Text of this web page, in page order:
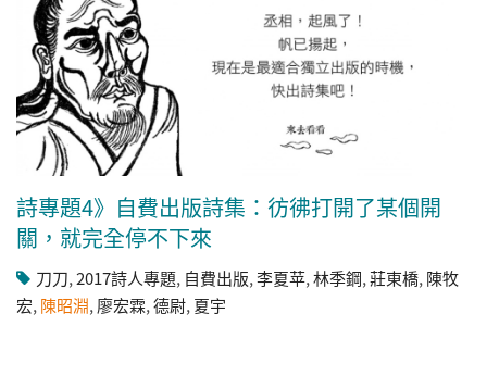
詩專題4》自費出版詩集：彷彿打開了某個開
關，就完全停不下來
刀刀,2017詩人專題, 自費出版,李夏苹,林季鋼,莊東橋,陳牧
宏,陳昭淵,廖宏霖,德尉,夏宇